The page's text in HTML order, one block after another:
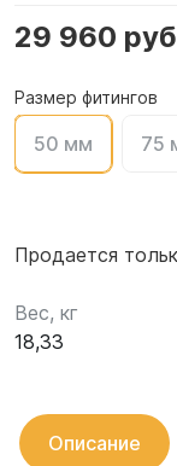
29 960
Размер фитингов
50 мм 75
Продается
Вес, кг
18,33
Описание